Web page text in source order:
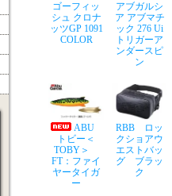
ゴーフィッ
シュ クロナ
ッツGP 1091
COLOR
アブガルシ
ア アブマチ
ック 276 Ui
トリガーア
ンダースピ
ン
ABU
トビー＜
TOBY＞
FT：ファイ
ヤータイガ
ー
RBB ロッ
クショアウ
エストバッ
グ ブラッ
ク